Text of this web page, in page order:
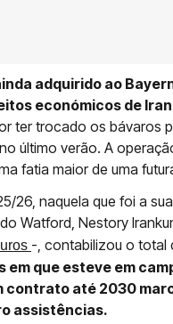
adquirido ao
económicos de
ter trocado os bávaros
último verão. A
fatia maior de uma
26, naquela que foi a
Watford, Nestory
-, contabilizou o total
em que esteve em
contrato até 2030
assistências.